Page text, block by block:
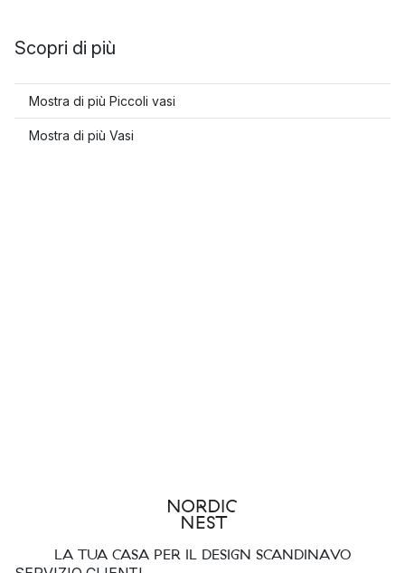
Scopri di più
Mostra di più Piccoli vasi
Mostra di più Vasi
LA TUA CASA PER IL DESIGN SCANDINAVO